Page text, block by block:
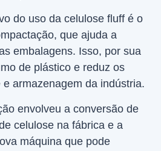
do uso da celulose fluff é o
que ajuda a
embalagens. Isso, por sua
de plástico e reduz os
armazenagem da indústria.
envolveu a conversão de
celulose na fábrica e a
máquina que pode